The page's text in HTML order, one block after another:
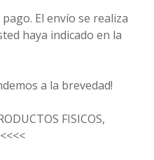
El envío se realiza
haya indicado en la
a la brevedad!
FISICOS,